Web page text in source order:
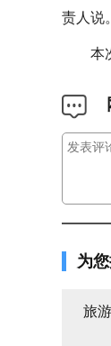
责人说。
本
为
旅游